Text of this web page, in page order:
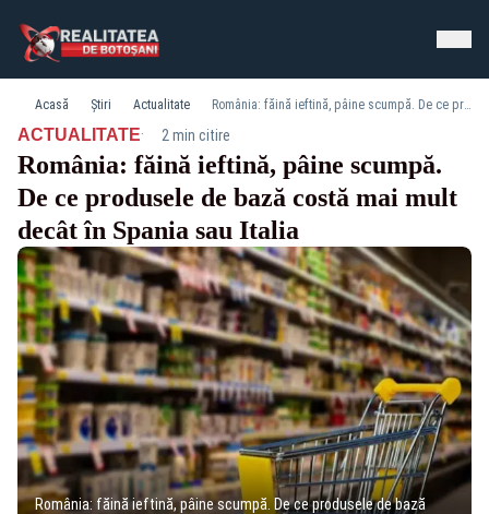
Acasă Știri Actualitate România: făină ieftină, pâine scumpă. De ce produsele de bază costă mai mult decât în Spania sau Italia
ACTUALITATE· 2 min citire
România: făină ieftină, pâine scumpă.
De ce produsele de bază costă mai mult
decât în Spania sau Italia
România: făină ieftină, pâine scumpă. De ce produsele de bază